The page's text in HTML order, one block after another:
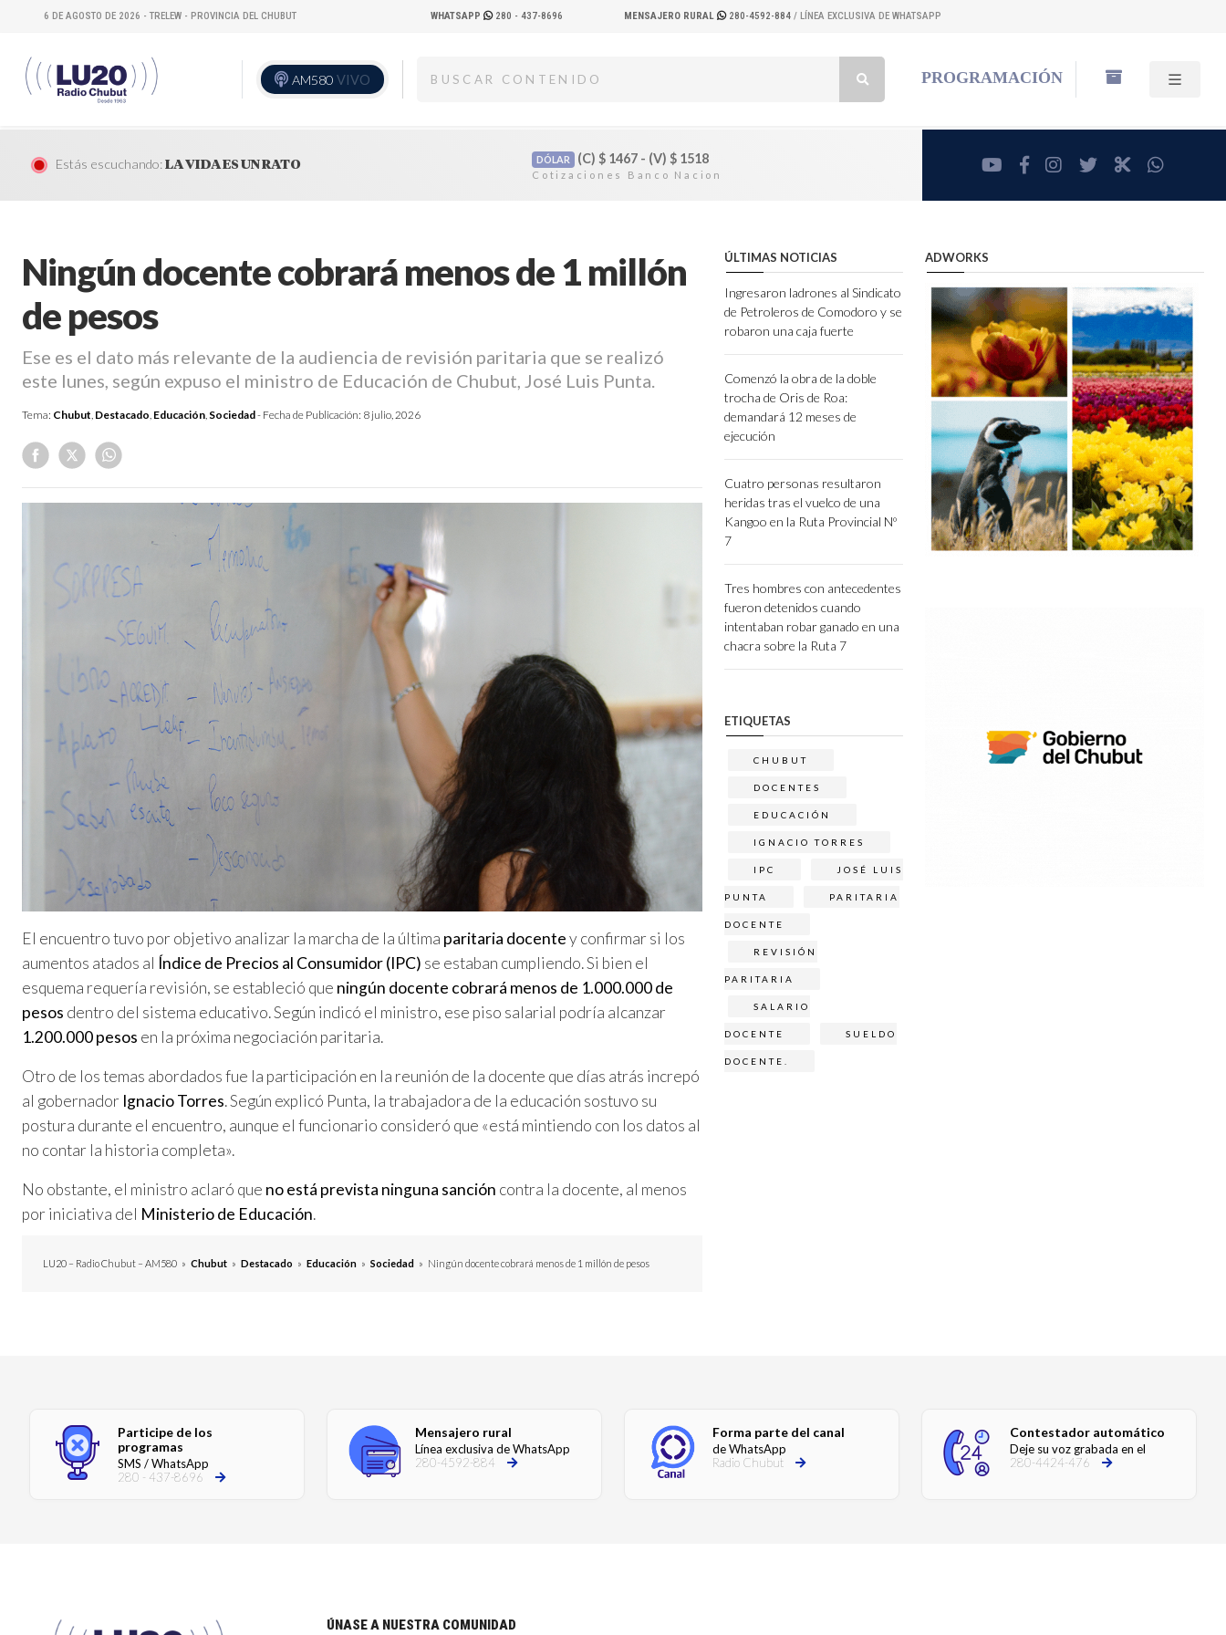
6 DE AGOSTO DE 2026 - TRELEW - PROVINCIA DEL CHUBUT WHATSAPP 280 - 437-8696 MENSAJERO RURAL 280-4592-884 / LÍNEA EXCLUSIVA DE WHATSAPP
AM580 VIVO PROGRAMACIÓN
Estás escuchando:LA VIDA ES UN RATO DÓLAR (C) $1467 - (V) $1518 youtubefacebookinstagram
twitterRadioCut
Ningún docente cobrará menos de 1 millón
de pesos
Ese es el dato más relevante de la audiencia de revisión paritaria que se realizó
este lunes, según expuso el ministro de Educación de Chubut, José Luis Punta.
Tema: Chubut, Destacado, Educación, Sociedad- Fecha de Publicación: 8 julio, 2026
El encuentro tuvo por objetivo analizar la marcha de la última paritaria docentey confirmar si los
aumentos atados al Índice de Precios al Consumidor (IPC) se estaban cumpliendo. Si bien el
esquema requería revisión, se estableció que ningún docente cobrará menos de 1.000.000 de
pesos dentro del sistema educativo. Según indicó el ministro, ese piso salarial podría alcanzar
1.200.000 pesos en la próxima negociación paritaria.
Otro de los temas abordados fue la participación en la reunión de la docente que días atrás increpó
al gobernador Ignacio Torres. Según explicó Punta, la trabajadora de la educación sostuvo su
postura durante el encuentro, aunque el funcionario consideró que «está mintiendo con los datos al
no contar la historia completa».
No obstante, el ministro aclaró que no está prevista ninguna sanción contra la docente, al menos
por iniciativa del Ministerio de Educación.
LU20 – Radio Chubut – AM580 » Chubut » Destacado » Educación » Sociedad » Ningún docente cobrará menos de 1 millón de pesos
ÚLTIMAS NOTICIAS
Ingresaron ladrones al Sindicato
de Petroleros de Comodoro y se
robaron una caja fuerte
Comenzó la obra de la doble
trocha de Oris de Roa:
demandará 12 meses de
ejecución
Cuatro personas resultaron
heridas tras el vuelco de una
Kangoo en la Ruta Provincial Nº
7
Tres hombres con antecedentes
fueron detenidos cuando
intentaban robar ganado en una
chacra sobre la Ruta 7
ETIQUETAS
CHUBUT
DOCENTES
EDUCACIÓN
IGNACIO TORRES
IPC JOSÉ LUIS
PUNTA PARITARIA
DOCENTE
REVISIÓN
PARITARIA
SALARIO
DOCENTE SUELDO
DOCENTE.
ADWORKS
Participe de los
programas
SMS / WhatsApp
280 - 437-8696
Mensajero rural
Línea exclusiva de WhatsApp
280-4592-884
Forma parte del canal
de WhatsApp
Radio Chubut
Contestador automático
Deje su voz grabada en el
280-4424-476
ÚNASE A NUESTRA COMUNIDAD